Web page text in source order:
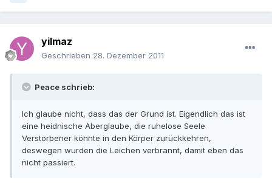
yilmaz
Geschrieben 28. Dezember 2011
Peace schrieb:
Ich glaube nicht, dass das der Grund ist. Eigendlich das ist
eine heidnische Aberglaube, die ruhelose Seele
Verstorbener könnte in den Körper zurückkehren,
deswegen wurden die Leichen verbrannt, damit eben das
nicht passiert.